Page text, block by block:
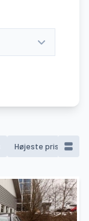
Højeste pris